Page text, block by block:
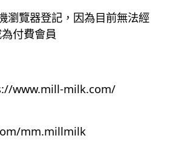
瀏覽器登記，因為目前無法經
付費會員
www.mill-milk.com/
mm.millmilk